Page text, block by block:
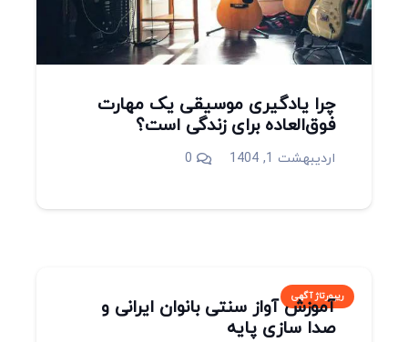
چرا یادگیری موسیقی یک مهارت
فوق‌العاده برای زندگی است؟
اردیبهشت 1, 1404 0
ریپورتاژ آگهی
آموزش آواز سنتی بانوان ایرانی و
صدا سازی پایه